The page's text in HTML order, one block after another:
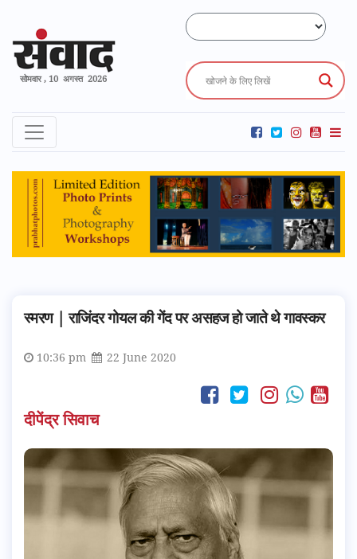
सोमवार , 10 अगस्त 2026
स्मरण | राजिंदर गोयल की गेंद पर असहज हो जाते थे गावस्कर
10:36 pm 22 June 2020
दीपेंद्र सिवाच